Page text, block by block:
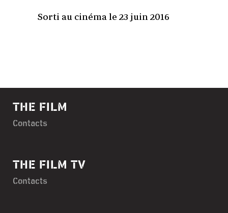
Sorti au cinéma le 23 juin 2016
THE FILM
Contacts
THE FILM TV
Contacts